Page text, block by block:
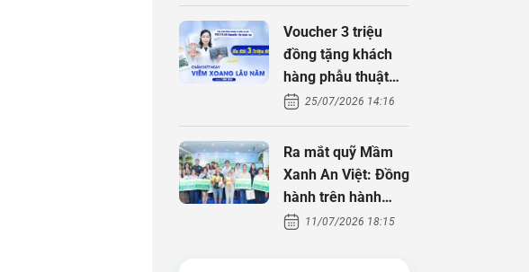
Voucher 3 triệu
đồng tặng khách
hàng phẫu thuật
xoang cùng PGS.
TS Nguyễn Thị
Hoài An
25/07/2026 14:16
Ra mắt quỹ Mầm
Xanh An Việt: Đồng
hành trên hành
trình tìm con
11/07/2026 18:15